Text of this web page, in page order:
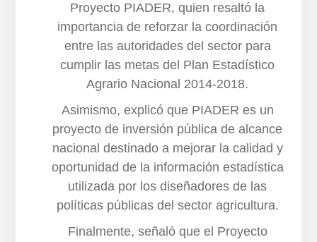
Proyecto PIADER, quien resaltó la
importancia de reforzar la coordinación
entre las autoridades del sector para
cumplir las metas del Plan Estadístico
Agrario Nacional 2014-2018.
Asimismo, explicó que PIADER es un
proyecto de inversión pública de alcance
nacional destinado a mejorar la calidad y
oportunidad de la información estadística
utilizada por los diseñadores de las
políticas públicas del sector agricultura.
Finalmente, señaló que el Proyecto